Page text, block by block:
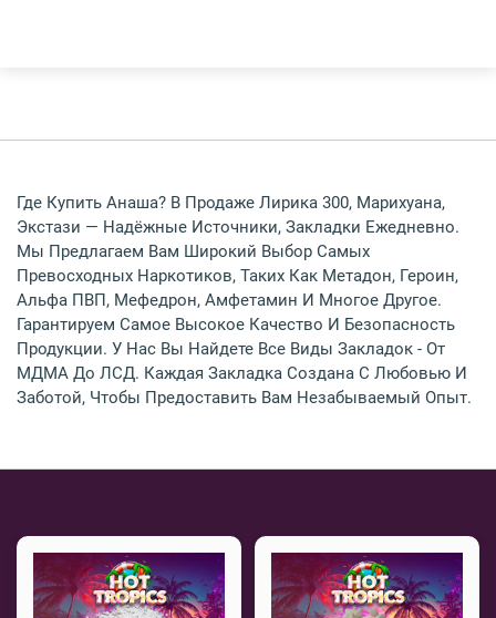
Где Купить Анаша? В Продаже Лирика 300, Марихуана,
Экстази — Надёжные Источники, Закладки Ежедневно.
Мы Предлагаем Вам Широкий Выбор Самых
Превосходных Наркотиков, Таких Как Метадон, Героин,
Альфа ПВП, Мефедрон, Амфетамин И Многое Другое.
Гарантируем Самое Высокое Качество И Безопасность
Продукции. У Нас Вы Найдете Все Виды Закладок - От
МДМА До ЛСД. Каждая Закладка Создана С Любовью И
Заботой, Чтобы Предоставить Вам Незабываемый Опыт.